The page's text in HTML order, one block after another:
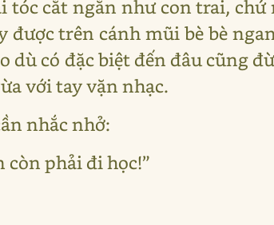
cắt ngắn như con trai, chứ
trên cánh mũi bè bè
có đặc biệt đến đâu cũng
với tay vặn nhạc.
nhắc nhở:
còn phải đi học!”